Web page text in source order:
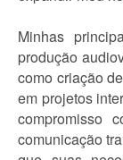
Minhas
produção
como criação
em projetos
compromisso
comunicação